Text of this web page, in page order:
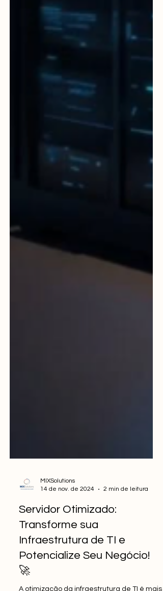
14 de nov. de 2024
2 min de leitura
Servidor Otimizado:
Transforme sua
Infraestrutura de TI e
Potencialize Seu Negócio!
🚀